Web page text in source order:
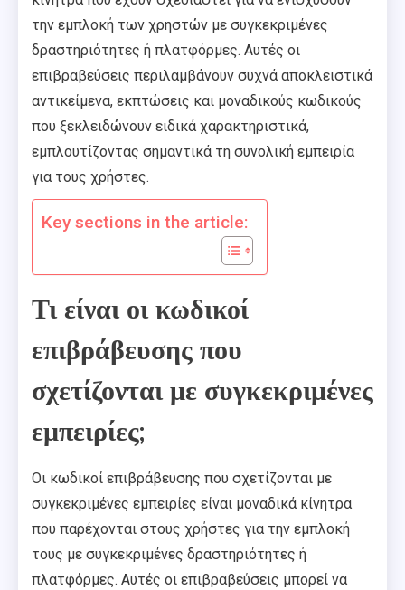
την εμπλοκή των χρηστών με συγκεκριμένες
δραστηριότητες ή πλατφόρμες. Αυτές οι
επιβραβεύσεις περιλαμβάνουν συχνά αποκλειστικά
αντικείμενα, εκπτώσεις και μοναδικούς κωδικούς
που ξεκλειδώνουν ειδικά χαρακτηριστικά,
εμπλουτίζοντας σημαντικά τη συνολική εμπειρία
για τους χρήστες.
Key sections in the article:
Τι είναι οι κωδικοί
επιβράβευσης που
σχετίζονται με συγκεκριμένες
εμπειρίες;
Οι κωδικοί επιβράβευσης που σχετίζονται με
συγκεκριμένες εμπειρίες είναι μοναδικά κίνητρα
που παρέχονται στους χρήστες για την εμπλοκή
τους με συγκεκριμένες δραστηριότητες ή
πλατφόρμες. Αυτές οι επιβραβεύσεις μπορεί να